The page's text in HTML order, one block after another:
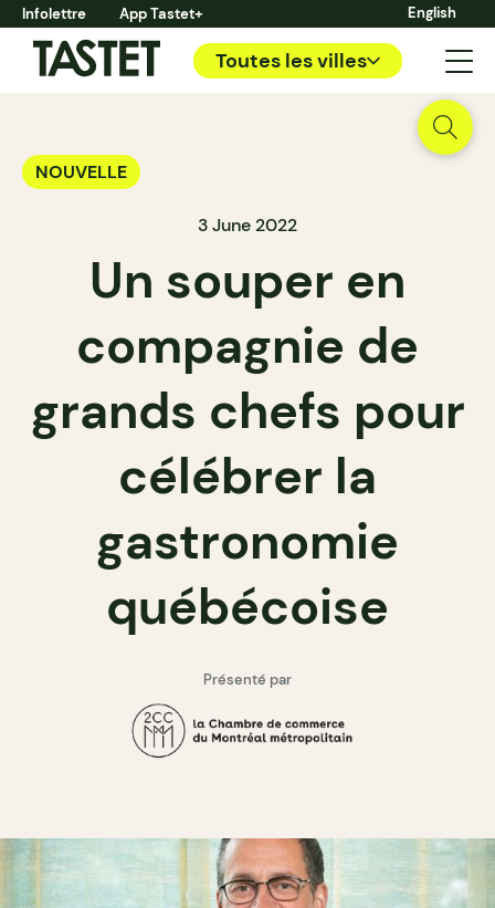
Infolettre App Tastet+ English
Toutes les villes
NOUVELLE
3 June 2022
Un souper en
compagnie de
grands chefs pour
célébrer la
gastronomie
québécoise
Présenté par